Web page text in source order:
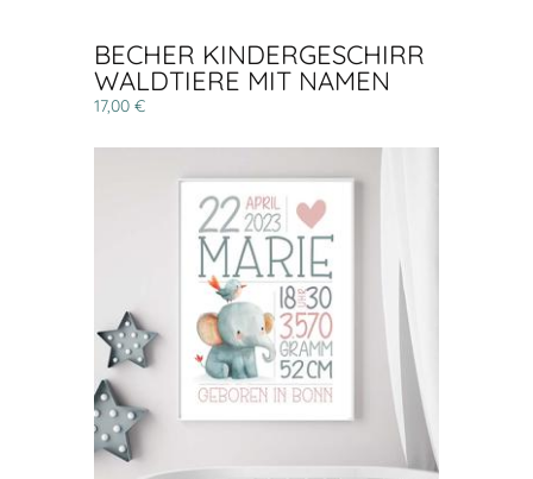
BECHER KINDERGESCHIRR
WALDTIERE MIT NAMEN
17,00 €